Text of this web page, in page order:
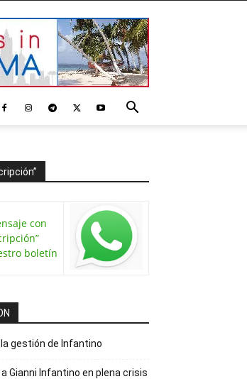
con
boletín
la gestión de Infantino
a Gianni Infantino en plena crisis